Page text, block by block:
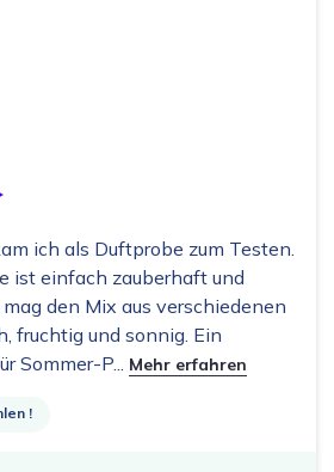
ich als Duftprobe zum Testen.
ist einfach zauberhaft und
den Mix aus verschiedenen
fruchtig und sonnig. Ein
Sommer-P... Mehr erfahren
!